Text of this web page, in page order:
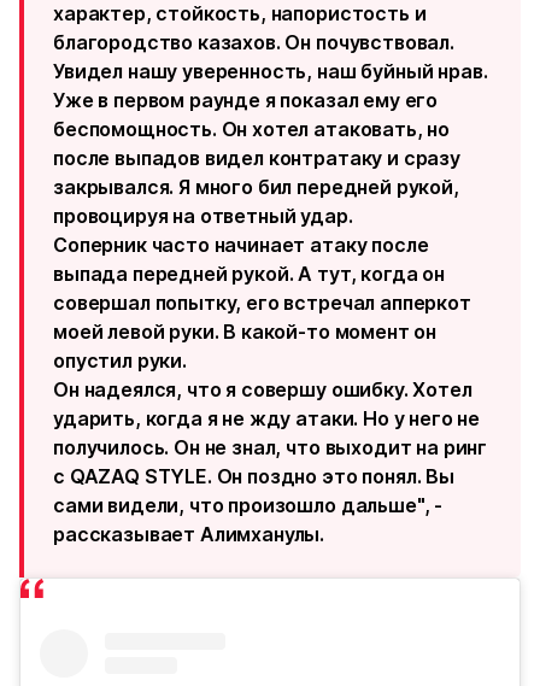
характер, стойкость, напористость и
благородство казахов. Он почувствовал.
Увидел нашу уверенность, наш буйный нрав.
Уже в первом раунде я показал ему его
беспомощность. Он хотел атаковать, но
после выпадов видел контратаку и сразу
закрывался. Я много бил передней рукой,
провоцируя на ответный удар.
Соперник часто начинает атаку после
выпада передней рукой. А тут, когда он
совершал попытку, его встречал апперкот
моей левой руки. В какой-то момент он
опустил руки.
Он надеялся, что я совершу ошибку. Хотел
ударить, когда я не жду атаки. Но у него не
получилось. Он не знал, что выходит на ринг
с QAZAQ STYLE. Он поздно это понял. Вы
сами видели, что произошло дальше", -
рассказывает Алимханулы.